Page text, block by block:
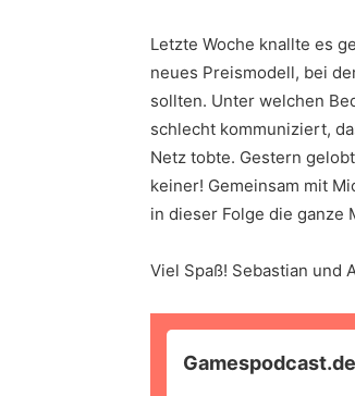
Letzte Woche knallte es
neues Preismodell, bei
sollten. Unter welchen
schlecht kommuniziert,
Netz tobte. Gestern
keiner! Gemeinsam mit
in dieser Folge die ganze
Viel Spaß! Sebastian und